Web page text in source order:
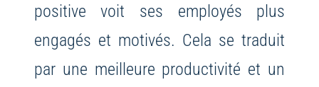
positive voit ses employés plus
engagés et motivés. Cela se traduit
par une meilleure productivité et un